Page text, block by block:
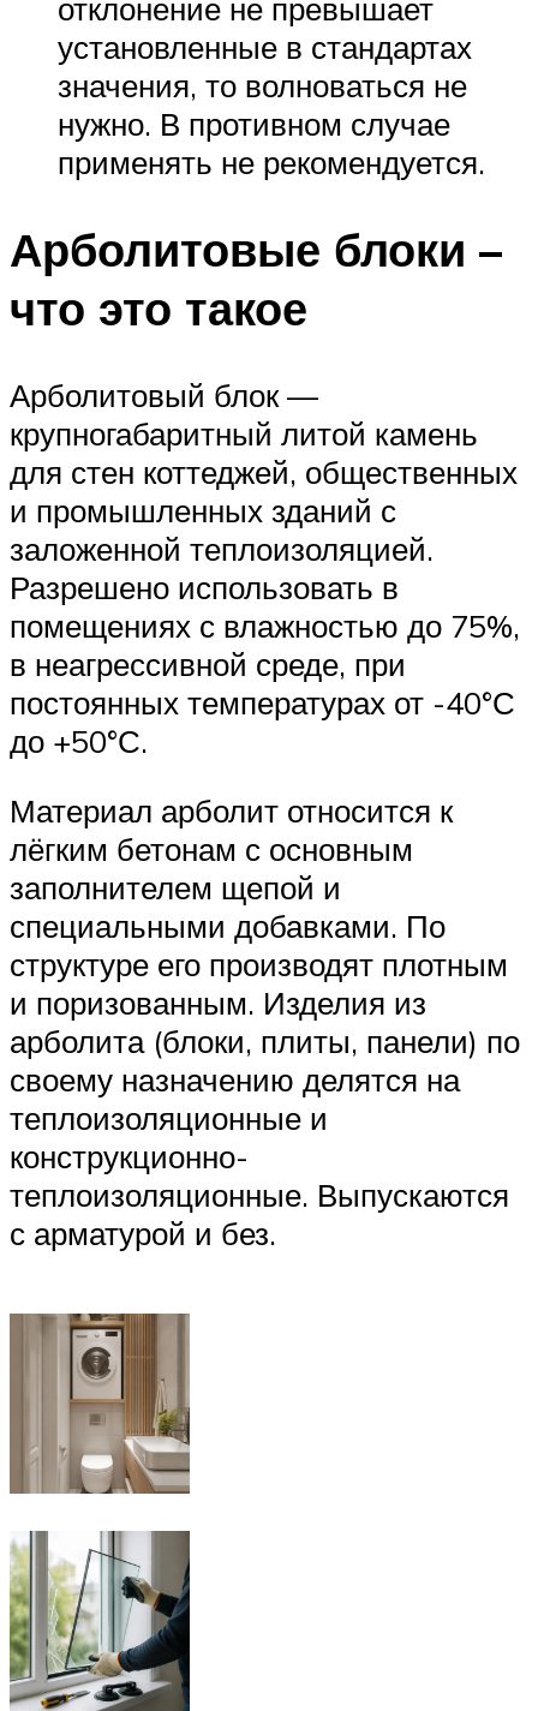
отклонение не превышает
установленные в стандартах
значения, то волноваться не
нужно. В противном случае
применять не рекомендуется.
Арболитовые блоки –
что это такое
Арболитовый блок —
крупногабаритный литой камень
для стен коттеджей, общественных
и промышленных зданий с
заложенной теплоизоляцией.
Разрешено использовать в
помещениях с влажностью до 75%,
в неагрессивной среде, при
постоянных температурах от -40°С
до +50°С.
Материал арболит относится к
лёгким бетонам с основным
заполнителем щепой и
специальными добавками. По
структуре его производят плотным
и поризованным. Изделия из
арболита (блоки, плиты, панели) по
своему назначению делятся на
теплоизоляционные и
конструкционно-
теплоизоляционные. Выпускаются
с арматурой и без.